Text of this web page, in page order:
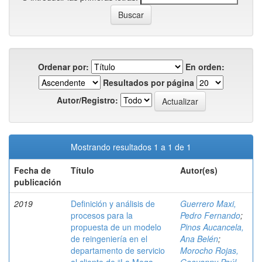
Ordenar por:
En orden:
Resultados por página
Autor/Registro:
Mostrando resultados 1 a 1 de 1
Fecha de
publicación
Título Autor(es)
2019
Definición y análisis de
procesos para la
propuesta de un modelo
de reingeniería en el
departamento de servicio
Guerrero Maxi,
Pedro Fernando;
Pinos Aucancela,
Ana Belén;
Morocho Rojas,